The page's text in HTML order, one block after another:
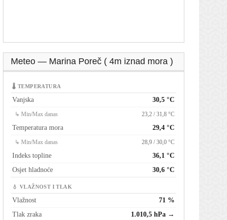
Meteo — Marina Poreč ( 4m iznad mora )
🌡 TEMPERATURA
Vanjska 30,5 °C
↳ Min/Max danas 23,2 / 31,8 °C
Temperatura mora 29,4 °C
↳ Min/Max danas 28,9 / 30,0 °C
Indeks topline
36,1 °C
Osjet hladnoće
30,6 °C
💧 VLAŽNOST I TLAK
Vlažnost
71 %
Tlak zraka
1.010,5 hPa →